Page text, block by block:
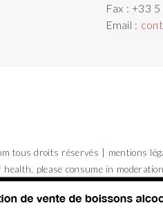
Fax :+33 5
Email :
tous droits réservés mentions
please consume in